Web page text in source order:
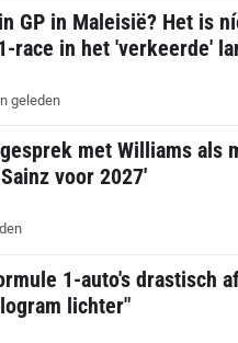
GP in Maleisië? Het is
race in het 'verkeerde'
geleden
met Williams als
voor 2027'
1-auto's drastisch
lichter"